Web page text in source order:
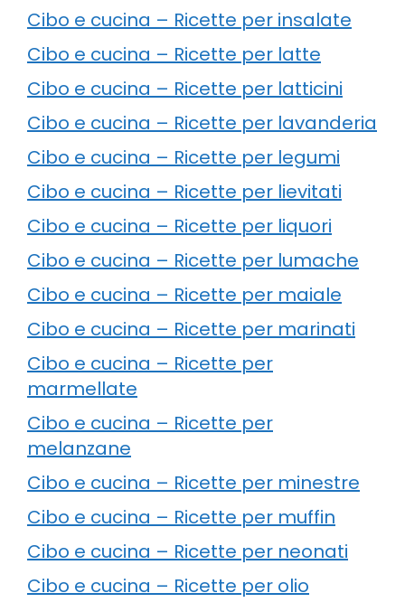
Cibo e cucina – Ricette per insalate
Cibo e cucina – Ricette per latte
Cibo e cucina – Ricette per latticini
Cibo e cucina – Ricette per lavanderia
Cibo e cucina – Ricette per legumi
Cibo e cucina – Ricette per lievitati
Cibo e cucina – Ricette per liquori
Cibo e cucina – Ricette per lumache
Cibo e cucina – Ricette per maiale
Cibo e cucina – Ricette per marinati
Cibo e cucina – Ricette per
marmellate
Cibo e cucina – Ricette per
melanzane
Cibo e cucina – Ricette per minestre
Cibo e cucina – Ricette per muffin
Cibo e cucina – Ricette per neonati
Cibo e cucina – Ricette per olio